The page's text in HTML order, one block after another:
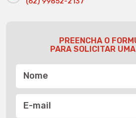
PREENCHA O
PARA SOLICITAR
Nome
E-mail